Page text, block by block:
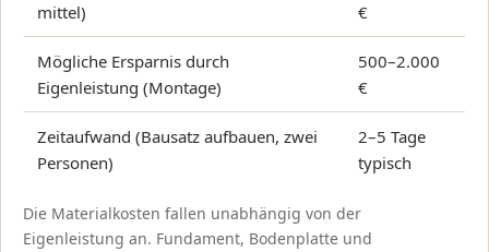
mittel)
€
Mögliche Ersparnis durch
Eigenleistung (Montage)
500–2.000
€
Zeitaufwand (Bausatz aufbauen, zwei
Personen)
2–5 Tage
typisch
Die Materialkosten fallen unabhängig von der
Eigenleistung an. Fundament, Bodenplatte und